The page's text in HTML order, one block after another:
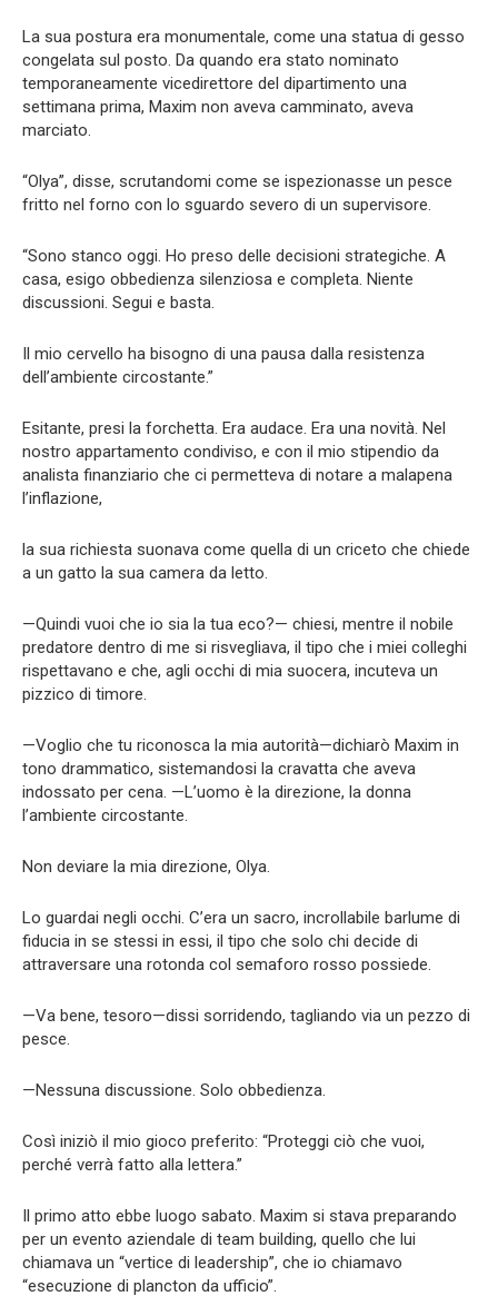
La sua postura era monumentale, come una statua di gesso
congelata sul posto. Da quando era stato nominato
temporaneamente vicedirettore del dipartimento una
settimana prima, Maxim non aveva camminato, aveva
marciato.
“Olya”, disse, scrutandomi come se ispezionasse un pesce
fritto nel forno con lo sguardo severo di un supervisore.
“Sono stanco oggi. Ho preso delle decisioni strategiche. A
casa, esigo obbedienza silenziosa e completa. Niente
discussioni. Segui e basta.
Il mio cervello ha bisogno di una pausa dalla resistenza
dell’ambiente circostante.”
Esitante, presi la forchetta. Era audace. Era una novità. Nel
nostro appartamento condiviso, e con il mio stipendio da
analista finanziario che ci permetteva di notare a malapena
l’inflazione,
la sua richiesta suonava come quella di un criceto che chiede
a un gatto la sua camera da letto.
—Quindi vuoi che io sia la tua eco?— chiesi, mentre il nobile
predatore dentro di me si risvegliava, il tipo che i miei colleghi
rispettavano e che, agli occhi di mia suocera, incuteva un
pizzico di timore.
—Voglio che tu riconosca la mia autorità—dichiarò Maxim in
tono drammatico, sistemandosi la cravatta che aveva
indossato per cena. —L’uomo è la direzione, la donna
l’ambiente circostante.
Non deviare la mia direzione, Olya.
Lo guardai negli occhi. C’era un sacro, incrollabile barlume di
fiducia in se stessi in essi, il tipo che solo chi decide di
attraversare una rotonda col semaforo rosso possiede.
—Va bene, tesoro—dissi sorridendo, tagliando via un pezzo di
pesce.
—Nessuna discussione. Solo obbedienza.
Così iniziò il mio gioco preferito: “Proteggi ciò che vuoi,
perché verrà fatto alla lettera.”
Il primo atto ebbe luogo sabato. Maxim si stava preparando
per un evento aziendale di team building, quello che lui
chiamava un “vertice di leadership”, che io chiamavo
“esecuzione di plancton da ufficio”.